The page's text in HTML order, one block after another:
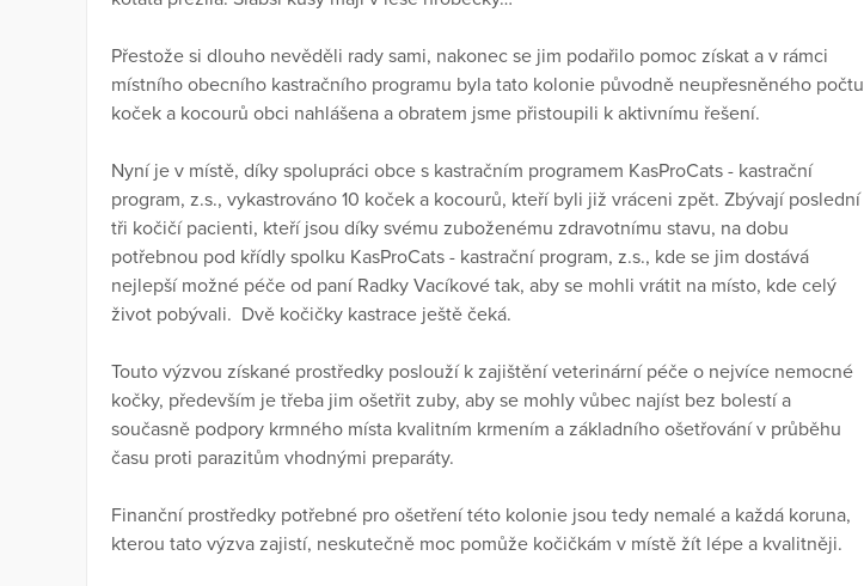
Přestože si dlouho nevěděli rady sami, nakonec se jim podařilo pomoc získat a v rámci
místního obecního kastračního programu byla tato kolonie původně neupřesněného počtu
koček a kocourů obci nahlášena a obratem jsme přistoupili k aktivnímu řešení.
Nyní je v místě, díky spolupráci obce s kastračním programem KasProCats - kastrační
program, z.s., vykastrováno 10 koček a kocourů, kteří byli již vráceni zpět. Zbývají poslední
tři kočičí pacienti, kteří jsou díky svému zuboženému zdravotnímu stavu, na dobu
potřebnou pod křídly spolku KasProCats - kastrační program, z.s., kde se jim dostává
nejlepší možné péče od paní Radky Vacíkové tak, aby se mohli vrátit na místo, kde celý
život pobývali. Dvě kočičky kastrace ještě čeká.
Touto výzvou získané prostředky poslouží k zajištění veterinární péče o nejvíce nemocné
kočky, především je třeba jim ošetřit zuby, aby se mohly vůbec najíst bez bolestí a
současně podpory krmného místa kvalitním krmením a základního ošetřování v průběhu
času proti parazitům vhodnými preparáty.
Finanční prostředky potřebné pro ošetření této kolonie jsou tedy nemalé a každá koruna,
kterou tato výzva zajistí, neskutečně moc pomůže kočičkám v místě žít lépe a kvalitněji.